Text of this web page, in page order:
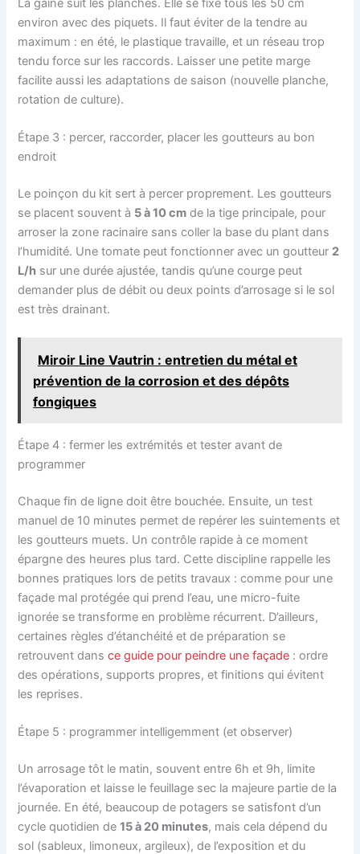
environ avec des piquets. Il faut éviter de la tendre au
maximum : en été, le plastique travaille, et un réseau trop
tendu force sur les raccords. Laisser une petite marge
facilite aussi les adaptations de saison (nouvelle planche,
rotation de culture).
Étape 3 : percer, raccorder, placer les goutteurs au bon
endroit
Le poinçon du kit sert à percer proprement. Les goutteurs
se placent souvent à 5 à 10 cm de la tige principale, pour
arroser la zone racinaire sans coller la base du plant dans
l’humidité. Une tomate peut fonctionner avec un goutteur 2
L/h sur une durée ajustée, tandis qu’une courge peut
demander plus de débit ou deux points d’arrosage si le sol
est très drainant.
Miroir Line Vautrin : entretien du métal et
prévention de la corrosion et des dépôts
fongiques
Étape 4 : fermer les extrémités et tester avant de
programmer
Chaque fin de ligne doit être bouchée. Ensuite, un test
manuel de 10 minutes permet de repérer les suintements et
les goutteurs muets. Un contrôle rapide à ce moment
épargne des heures plus tard. Cette discipline rappelle les
bonnes pratiques lors de petits travaux : comme pour une
façade mal protégée qui prend l’eau, une micro-fuite
ignorée se transforme en problème récurrent. D’ailleurs,
certaines règles d’étanchéité et de préparation se
retrouvent dansce guide pour peindre une façade : ordre
des opérations, supports propres, et finitions qui évitent
les reprises.
Étape 5 : programmer intelligemment (et observer)
Un arrosage tôt le matin, souvent entre 6h et 9h, limite
l’évaporation et laisse le feuillage sec la majeure partie de la
journée. En été, beaucoup de potagers se satisfont d’un
cycle quotidien de15 à 20 minutes, mais cela dépend du
sol (sableux, limoneux, argileux), de l’exposition et du